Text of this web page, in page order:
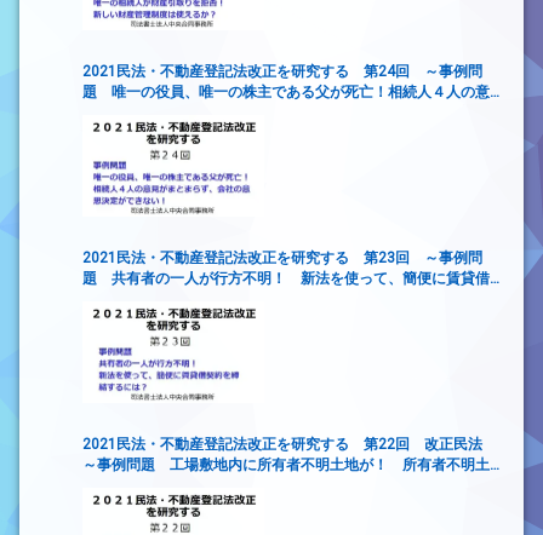
2021民法・不動産登記法改正を研究する 第24回 ～事例問
題 唯一の役員、唯一の株主である父が死亡！相続人４人の意
2021民法・不動産登記法改正を研究する 第23回 ～事例問
題 共有者の一人が行方不明！ 新法を使って、簡便に賃貸借
2021民法・不動産登記法改正を研究する 第22回 改正民法
～事例問題 工場敷地内に所有者不明土地が！ 所有者不明土